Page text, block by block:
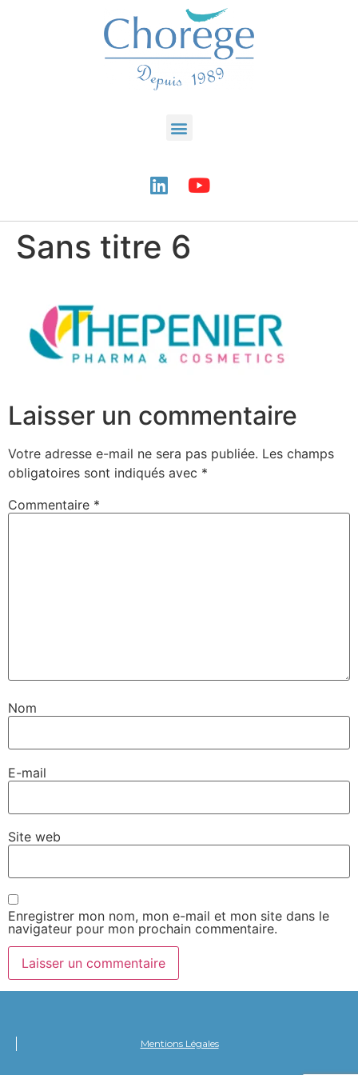
Sans titre 6
Laisser un commentaire
Votre adresse e-mail ne sera pas publiée. Les champs
obligatoires sont indiqués avec *
Commentaire *
Nom
E-mail
Site web
Enregistrer mon nom, mon e-mail et mon site dans le
navigateur pour mon prochain commentaire.
Mentions Légales